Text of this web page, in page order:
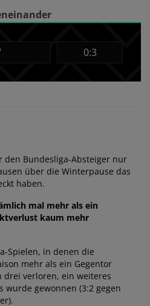
0:3
den Bundesliga-Absteiger nur
über die Winterpause das
haben.
mal mehr als ein
kaum mehr
Spielen, in denen die
mehr als ein Gegentor
drei verloren, ein weiteres
wurde gewonnen (3:2 gegen